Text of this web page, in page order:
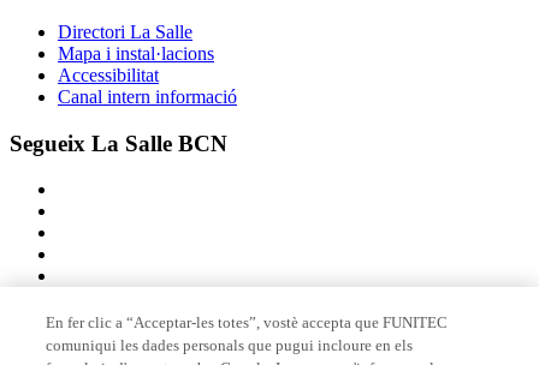
Directori La Salle
Mapa i instal·lacions
Accessibilitat
Canal intern informació
Segueix La Salle BCN
Membre de
En fer clic a “Acceptar-les totes”, vostè accepta que FUNITEC
comuniqui les dades personals que pugui incloure en els